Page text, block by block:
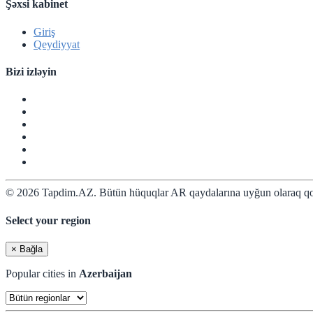
Şəxsi kabinet
Giriş
Qeydiyyat
Bizi izləyin
© 2026 Tapdim.AZ. Bütün hüquqlar AR qaydalarına uyğun olaraq
Select your region
× Bağla
Popular cities in Azerbaijan